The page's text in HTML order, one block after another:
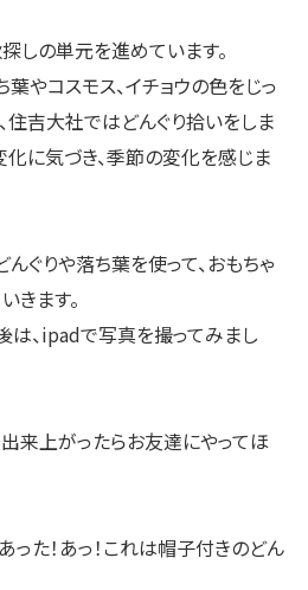
しの単元を進めています。
やコスモス、イチョウの色をじっ
住吉大社ではどんぐり拾いをしま
化に気づき、季節の変化を感じま
ぐりや落ち葉を使って、おもちゃ
きます。
は、ipadで写真を撮ってみまし
出来上がったらお友達にやってほ
った！あっ！これは帽子付きのどん